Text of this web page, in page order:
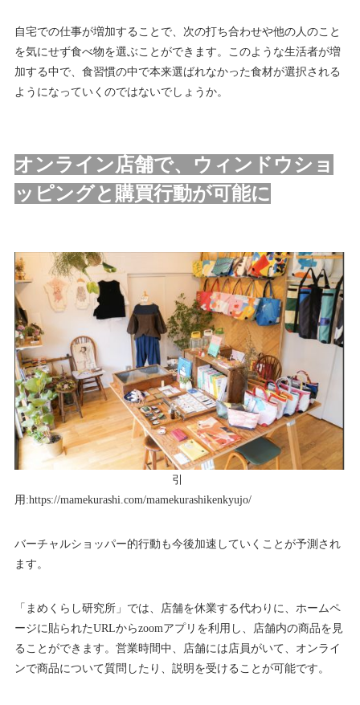
自宅での仕事が増加することで、次の打ち合わせや他の人のこと
を気にせず食べ物を選ぶことができます。このような生活者が増
加する中で、食習慣の中で本来選ばれなかった食材が選択される
ようになっていくのではないでしょうか。
オンライン店舗で、ウィンドウショ
ッピングと購買行動が可能に
引
用:https://mamekurashi.com/mamekurashikenkyujo/
バーチャルショッパー的行動も今後加速していくことが予測され
ます。
「まめくらし研究所」では、店舗を休業する代わりに、ホームペ
ージに貼られたURLからzoomアプリを利用し、店舗内の商品を見
ることができます。営業時間中、店舗には店員がいて、オンライ
ンで商品について質問したり、説明を受けることが可能です。